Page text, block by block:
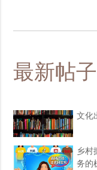
最新帖子
文化
乡村
务的